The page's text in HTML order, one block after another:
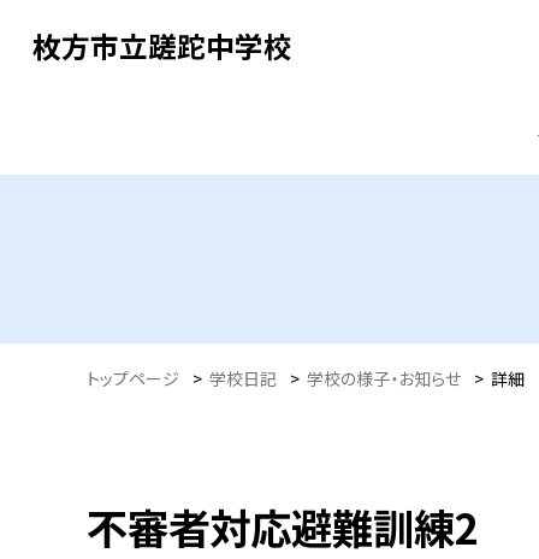
枚方市立蹉跎中学校
トップページ > 学校日記 > 学校の様子・お知らせ > 詳細
不審者対応避難訓練2